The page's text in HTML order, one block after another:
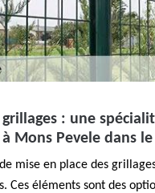
grillages : une
à Mons Pevele dans
mise en place des
Ces éléments sont des